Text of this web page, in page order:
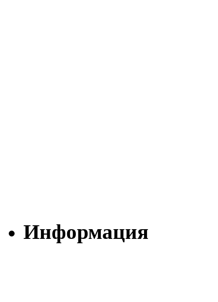
Информация